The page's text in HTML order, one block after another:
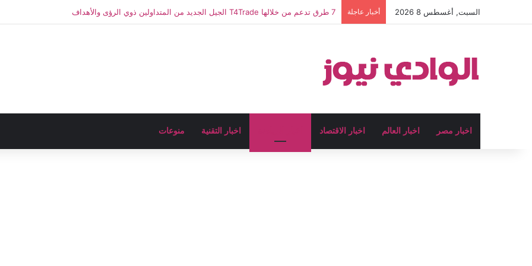
السبت, أغسطس 8 2026 أخبار عاجلة 7 طرق تدعم من خلالها T4Trade الجيل الجديد من المتداولين ذوي الرؤى والأهداف
اخبار مصر اخبار العالم اخبار الاقتصاد اخبار التقنية منوعات